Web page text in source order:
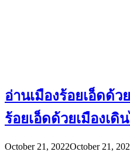
อ่านเมืองร้อยเอ็ดด้
ร้อยเอ็ดด้วยเมืองเดิ
October 21, 2022October 21,